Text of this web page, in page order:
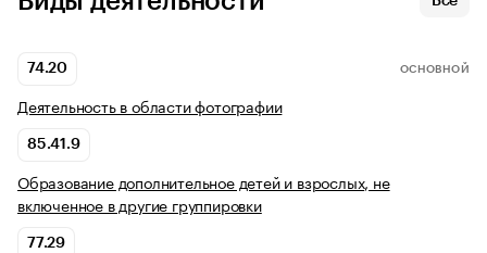
74.20 ОСНОВНОЙ
Деятельность в области фотографии
85.41.9
Образование дополнительное детей и взрослых, не
включенное в другие группировки
77.29